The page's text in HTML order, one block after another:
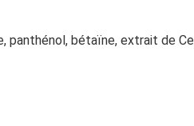
panthénol, bétaïne, extrait